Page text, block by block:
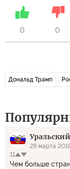
0 0
Дональд Трамп
28 марта
11
Чем больше